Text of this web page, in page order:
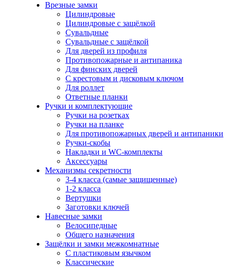
Врезные замки
Цилиндровые
Цилиндровые с защёлкой
Сувальдные
Сувальдные с защёлкой
Для дверей из профиля
Противопожарные и антипаника
Для финских дверей
С крестовым и дисковым ключом
Для роллет
Ответные планки
Ручки и комплектующие
Ручки на розетках
Ручки на планке
Для противопожарных дверей и антипаники
Ручки-скобы
Накладки и WC-комплекты
Аксессуары
Механизмы секретности
3-4 класса (самые защищенные)
1-2 класса
Вертушки
Заготовки ключей
Навесные замки
Велосипедные
Общего назначения
Защёлки и замки межкомнатные
С пластиковым язычком
Классические